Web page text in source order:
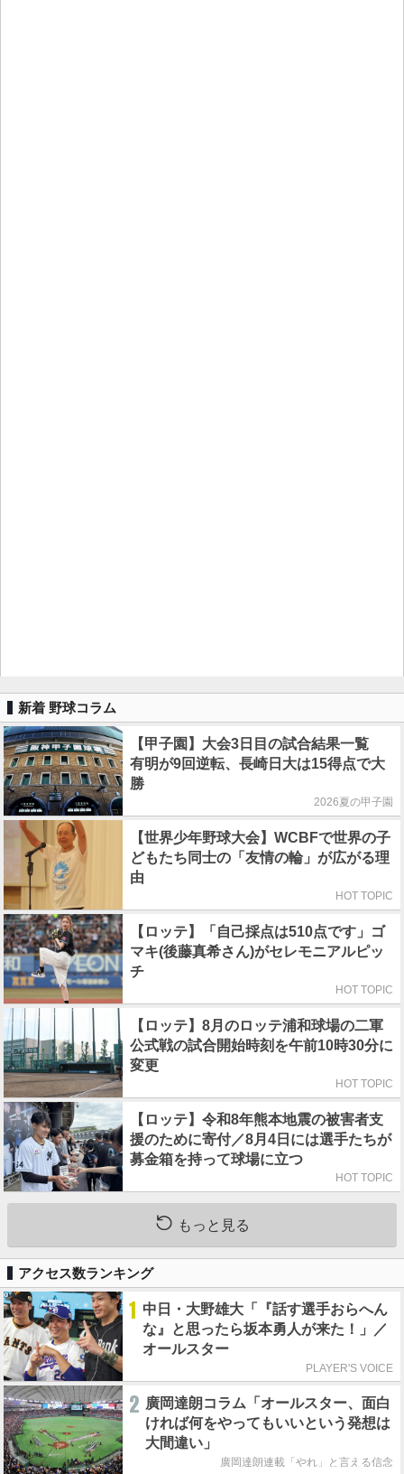
新着 野球コラム
【甲子園】大会3日目の試合結果一覧
有明が9回逆転、長崎日大は15得点で大
勝
2026夏の甲子園
【世界少年野球大会】WCBFで世界の子
どもたち同士の「友情の輪」が広がる理
由
HOT TOPIC
【ロッテ】「自己採点は510点です」ゴ
マキ(後藤真希さん)がセレモニアルピッ
チ
HOT TOPIC
【ロッテ】8月のロッテ浦和球場の二軍
公式戦の試合開始時刻を午前10時30分に
変更
HOT TOPIC
【ロッテ】令和8年熊本地震の被害者支
援のために寄付／8月4日には選手たちが
募金箱を持って球場に立つ
HOT TOPIC
もっと見る
アクセス数ランキング
1 中日・大野雄大「『話す選手おらへん
な』と思ったら坂本勇人が来た！」／
オールスター
PLAYER'S VOICE
2 廣岡達朗コラム「オールスター、面白
ければ何をやってもいいという発想は
大間違い」
廣岡達朗連載「やれ」と言える信念